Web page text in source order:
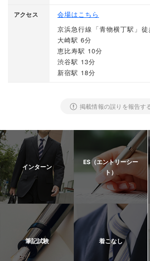
アクセス
会場はこちら
京浜急行線 「青物横丁駅 」
大崎駅 6分
恵比寿駅 10分
渋谷駅 13分
新宿駅 18分
掲載情報の誤りを報告す
インターン
ES（エントリーシー
ト）
筆記試験 着こなし